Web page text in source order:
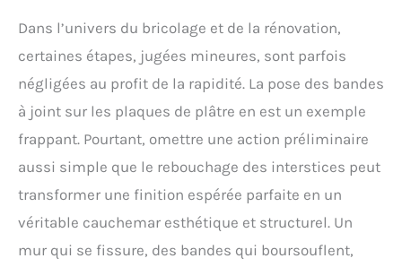
Dans l’univers du bricolage et de la rénovation,
certaines étapes, jugées mineures, sont parfois
négligées au profit de la rapidité. La pose des bandes
à joint sur les plaques de plâtre en est un exemple
frappant. Pourtant, omettre une action préliminaire
aussi simple que le rebouchage des interstices peut
transformer une finition espérée parfaite en un
véritable cauchemar esthétique et structurel. Un
mur qui se fissure, des bandes qui boursouflent,